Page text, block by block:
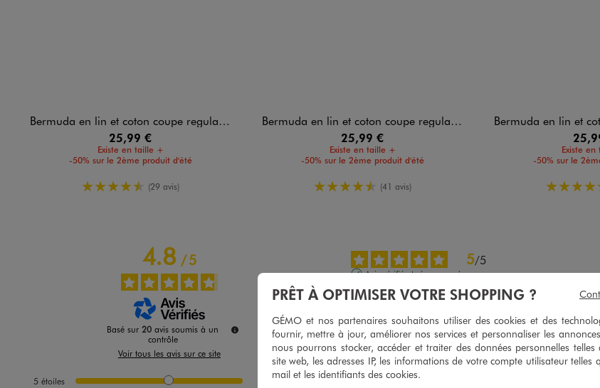
Bermuda en lin et coton coupe regular homme
25,99 €
Existe en taille +
-50% sur le 2ème produit d'été
4.5/5 de moyenne
(29 avis)
Bermuda en lin et coton coupe regular homme
25,99 €
Existe en taille +
-50% sur le 2ème produit d'été
4.5/5 de moyenne
(41 avis)
Bermuda en lin et coton
Existe
-50% sur le
4.5/
4.8/5
Basé sur20 avis soumis à un
contrôle
Voir tous les avis sur ce site
5 étoiles
16
5/5
Avis vérifié et récompensé
Bon produit
Avis du 31/07/2026 , suite à une expérience du04/07/2026 par
Utile(0) Signaler
PRÊT À OPTIMISER VOTRE SHOPPING ?
GÉMO et nos partenaires souhaitons utiliser des cookies et des
fournir, mettre à jour, améliorer nos services et personnaliser les
nous pourrons stocker, accéder et traiter des données personnelles telles
site web, les adresses IP, les informations de votre compte utilisateur telles
mail et les identifiants des cookies.